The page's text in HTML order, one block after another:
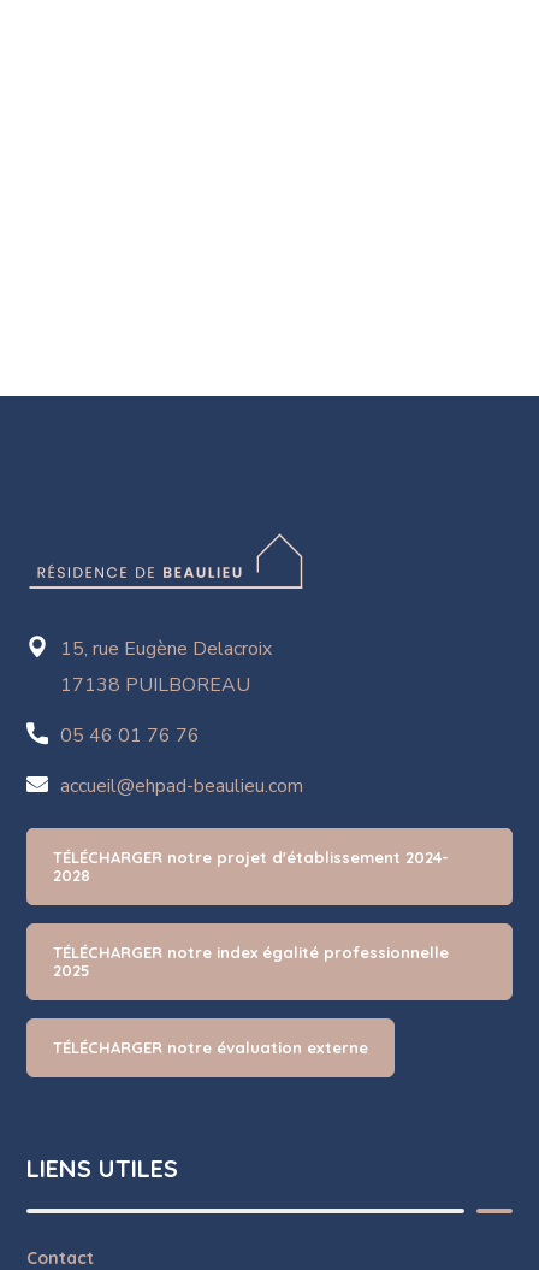
15, rue Eugène Delacroix
17138 PUILBOREAU
05 46 01 76 76
accueil@ehpad-beaulieu.com
TÉLÉCHARGER notre projet d'établissement 2024-
2028
TÉLÉCHARGER notre index égalité professionnelle
2025
TÉLÉCHARGER notre évaluation externe
LIENS UTILES
Contact